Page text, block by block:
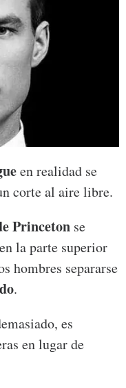
en realidad se
corte al aire libre.
Princeton se
la parte superior
hombres separarse
.
es
en lugar de